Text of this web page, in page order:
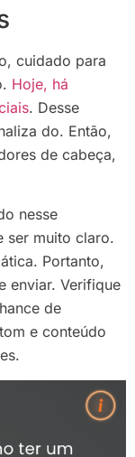
cuidado para
Hoje, há
. Desse
do. Então,
de cabeça,
nesse
ser muito claro.
Portanto,
enviar. Verifique
de
e conteúdo